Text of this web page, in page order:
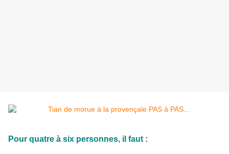
Pour quatre à six personnes, il faut :